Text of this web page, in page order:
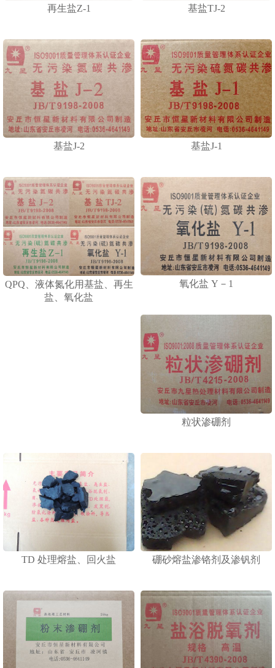
1 2 3
再生盐Z-1 基盐TJ-2
基盐J-2 基盐J-1
QPQ、液体氮化用基盐、再生
盐、氧化盐
氧化盐 Y－1
粒状渗硼剂
TD 处理熔盐、回火盐 硼砂熔盐渗铬剂及渗钒剂